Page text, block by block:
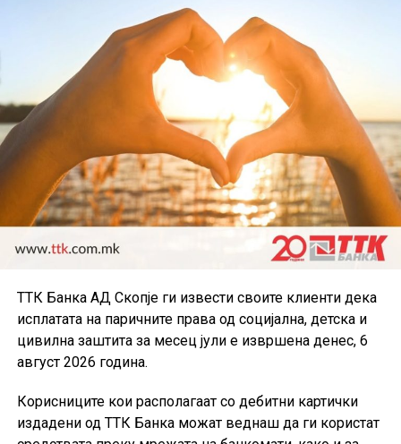
ТТК Банка АД Скопје ги извести своите клиенти дека
исплатата на паричните права од социјална, детска и
цивилна заштита за месец јули е извршена денес, 6
август 2026 година.
Корисниците кои располагаат со дебитни картички
издадени од ТТК Банка можат веднаш да ги користат